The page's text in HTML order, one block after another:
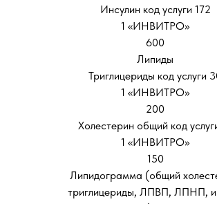
Инсулин код услуги 172
1 «ИНВИТРО»
600
Липиды
Триглицериды код услуги
1 «ИНВИТРО»
200
Холестерин общий код
1 «ИНВИТРО»
150
Липидограмма (общий
триглицериды, ЛПВП, ЛПНП,